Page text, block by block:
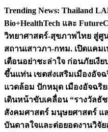
Skip
content
Trending News: Thailand
Bio+HealthTech และ
วิทยาศาสตร์-สุขภาพไทย สู่ศู
สถานเสาวภา-กทม. เปิดแคม
เตือนอย่าชะล่าใจ ก่อนภัยเงีย
ขึ้นแท่น เขตส่งเสริมเมืองอัจ
แวดล้อม ปักหมุด เมืองอัจฉริ
เดินหน้าขับเคลื่อน “รางวัลธั
สังคมศาสตร์ มนุษยศาสตร์ แ
บันดาลใจและต่อยอดงานวิจั